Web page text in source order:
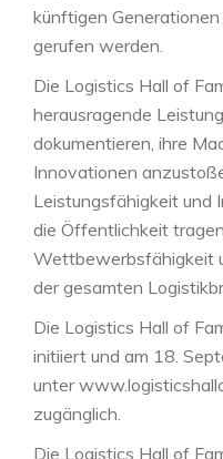
künftigen
gerufen werden.
Die Logistics Hall of
herausragende
dokumentieren, ihre
Innovationen
Leistungsfähigkeit und
die Öffentlichkeit
Wettbewerbsfähigkeit
der gesamten
Die Logistics Hall of
initiiert und am 18.
unter
zugänglich.
Die Logistics Hall of